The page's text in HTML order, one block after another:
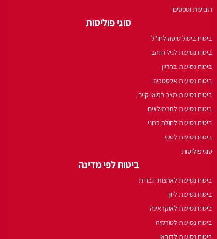
תביעות וטפסים
סוגי פוליסות
ביטוח ביטול טיסה לחו"ל
ביטוח נסיעות לגיל הזהב
ביטוח נסיעות בהריון
ביטוח נסיעות אקסטרים
ביטוח נסיעות מצב רפואי קיים
ביטוח נסיעות לתרמילאים
ביטוח נסיעות לחולה כרוני
ביטוח נסיעות לסקי
סוגי פוליסות
ביטוח לפי מדינה
ביטוח נסיעות לארצות הברית
ביטוח נסיעות ליוון
ביטוח נסיעות לאוקראינה
ביטוח נסיעות לטורקיה
ביטוח נסיעות לדובאי